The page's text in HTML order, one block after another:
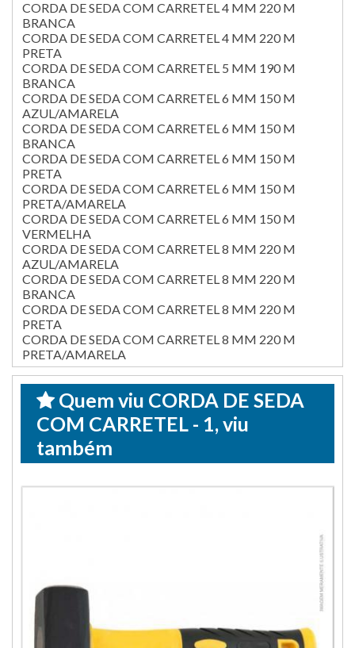
CORDA DE SEDA COM CARRETEL 4 MM 220 M
BRANCA
CORDA DE SEDA COM CARRETEL 4 MM 220 M
PRETA
CORDA DE SEDA COM CARRETEL 5 MM 190 M
BRANCA
CORDA DE SEDA COM CARRETEL 6 MM 150 M
AZUL/AMARELA
CORDA DE SEDA COM CARRETEL 6 MM 150 M
BRANCA
CORDA DE SEDA COM CARRETEL 6 MM 150 M
PRETA
CORDA DE SEDA COM CARRETEL 6 MM 150 M
PRETA/AMARELA
CORDA DE SEDA COM CARRETEL 6 MM 150 M
VERMELHA
CORDA DE SEDA COM CARRETEL 8 MM 220 M
AZUL/AMARELA
CORDA DE SEDA COM CARRETEL 8 MM 220 M
BRANCA
CORDA DE SEDA COM CARRETEL 8 MM 220 M
PRETA
CORDA DE SEDA COM CARRETEL 8 MM 220 M
PRETA/AMARELA
Quem viu CORDA DE SEDA
COM CARRETEL - 1, viu
também